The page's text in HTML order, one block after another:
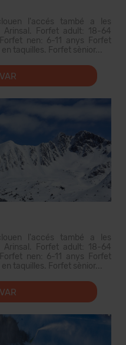
l'accés també a les
Arinsal. Forfet adult: 18-64
nen: 6-11 anys Forfet
taquilles. Forfet sènior...
l'accés també a les
Arinsal. Forfet adult: 18-64
nen: 6-11 anys Forfet
taquilles. Forfet sènior...